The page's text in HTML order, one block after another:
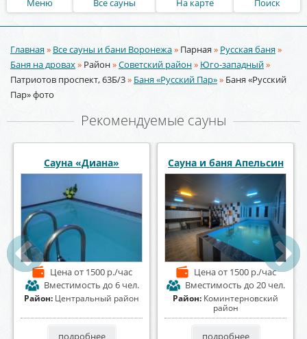
Вы здесь
Главная» Все сауны и бани Воронежа» Парная» Русская баня»
Баня на дровах» Район»Советский район» Юго-западный»
Патриотов проспект, 63Б/3» Баня «Русский Пар»» Баня «Русский
Пар» фото
Рекомендуемые сауны
р./час
до 6 чел.
район
Сауна и баня Апельсин
Ценаот 1500 р./час
Вместимость
до 20 чел.
Район:Коминтерновский
Баня на
Ценаот
Вместимость
Район: